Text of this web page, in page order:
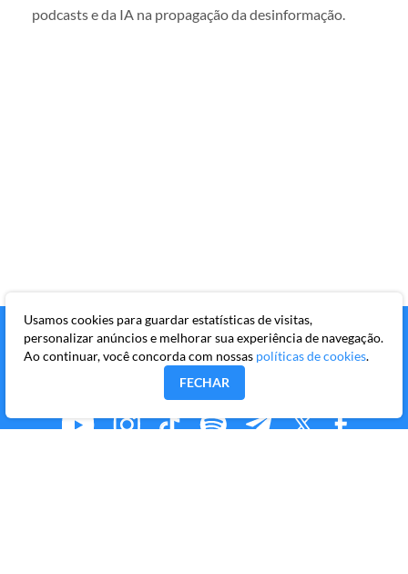
podcasts e da IA na propagação da desinformação.
Usamos cookies para guardar estatísticas de visitas,
personalizar anúncios e melhorar sua experiência de navegação.
Ao continuar, você concorda com nossas políticas de cookies.
FECHAR